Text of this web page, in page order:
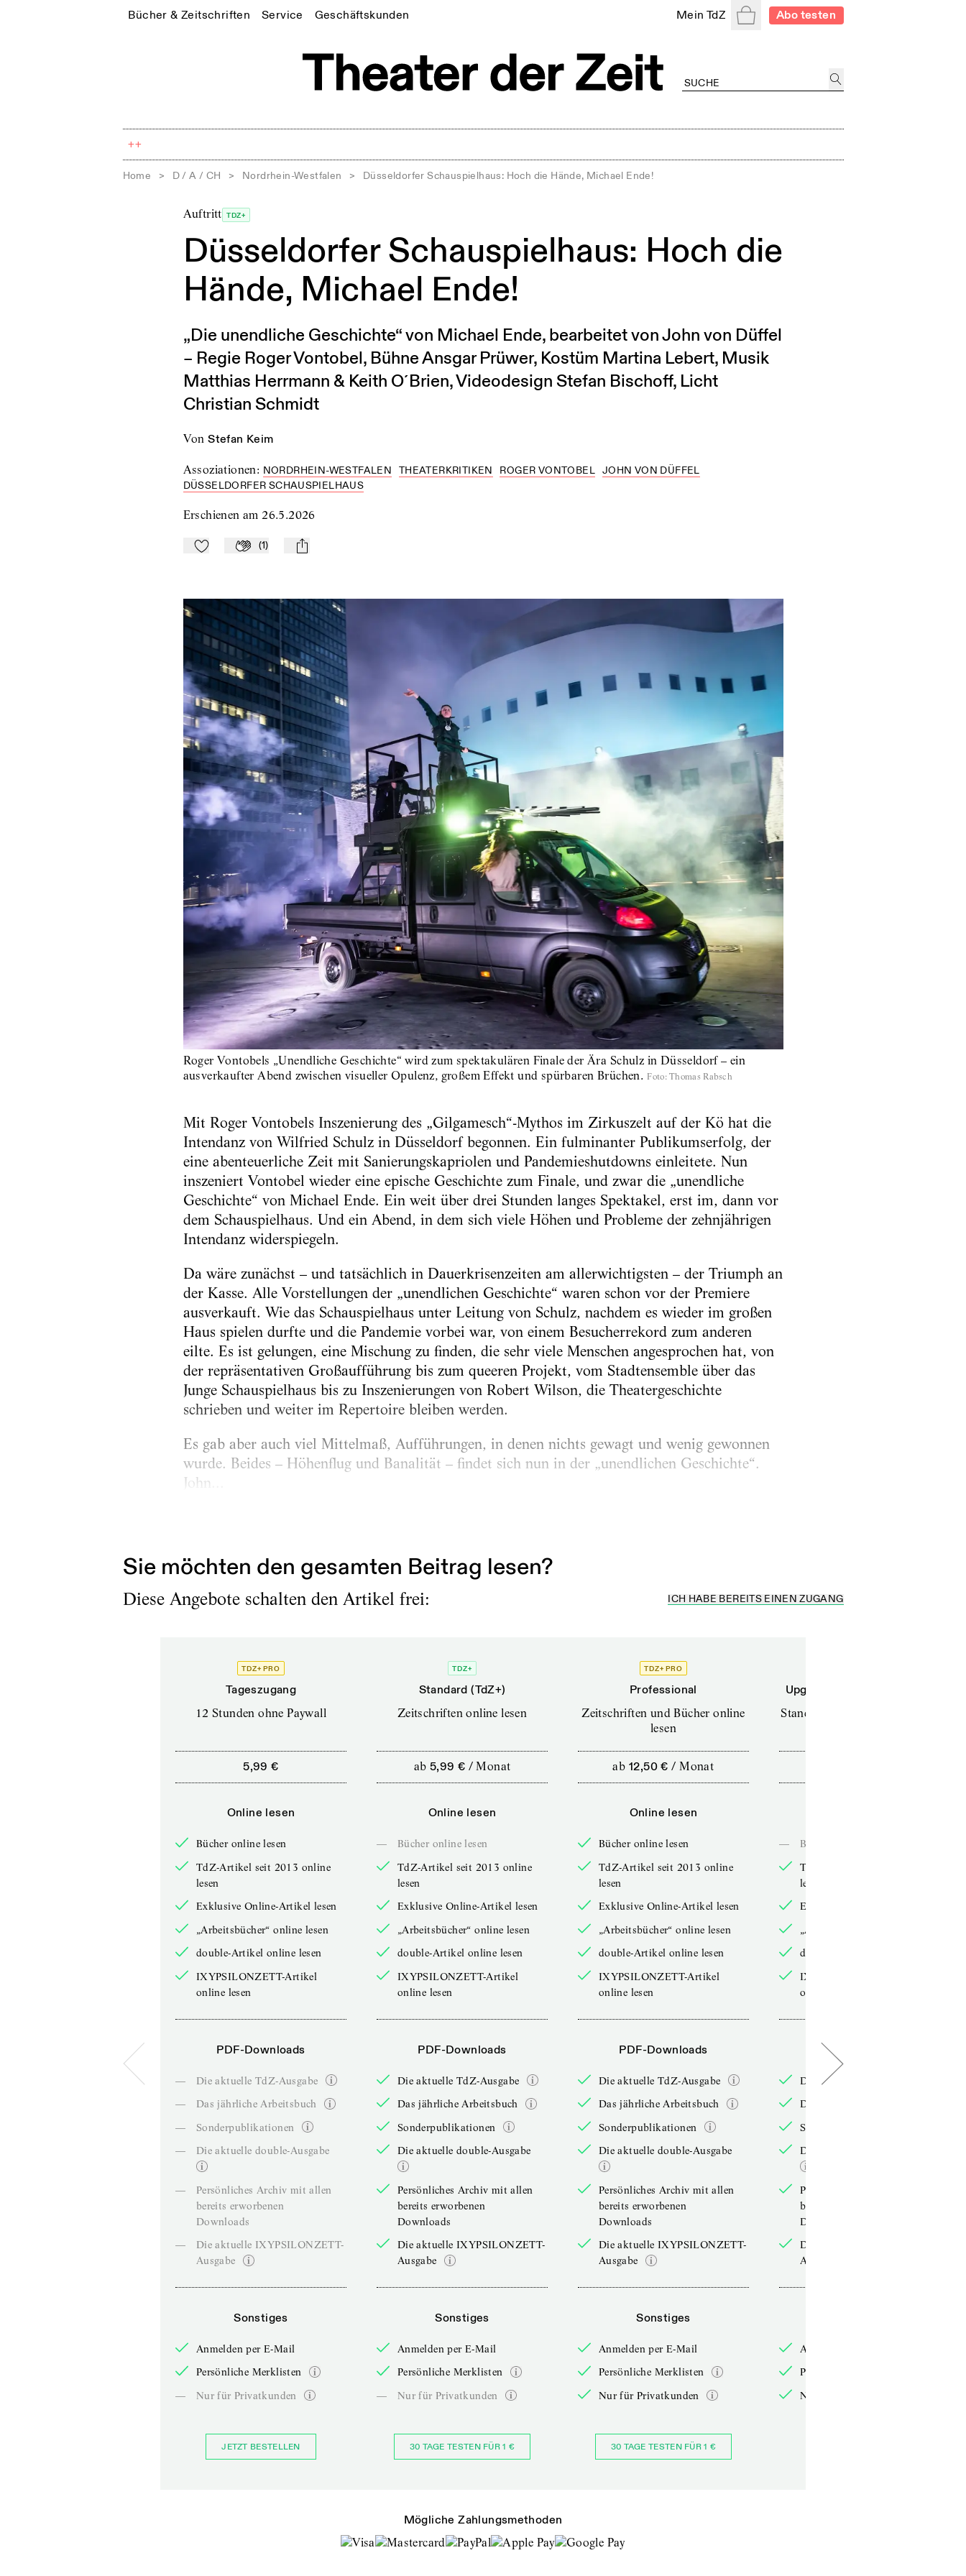
Bücher & Zeitschriften Service Geschäftskunden Mein TdZ WarenkorbAbo testen
++
Home > D / A / CH > Nordrhein-Westfalen > Düsseldorfer Schauspielhaus: Hoch die Hände, Michael Ende!
Auftritt TDZ+
Düsseldorfer Schauspielhaus: Hoch die
Hände, Michael Ende!
„Die unendliche Geschichte“ von Michael Ende, bearbeitet von John von Düffel
– Regie Roger Vontobel, Bühne Ansgar Prüwer, Kostüm Martina Lebert, Musik
Matthias Herrmann & Keith O´Brien, Videodesign Stefan Bischoff, Licht
Christian Schmidt
von Stefan Keim
Assoziationen: NORDRHEIN-WESTFALEN THEATERKRITIKEN ROGER VONTOBEL JOHN VON DÜFFEL
DÜSSELDORFER SCHAUSPIELHAUS
Erschienen am 26.5.2026
Zu Mein-TdZ hinzufügen
Applaudieren
(1) mail
Roger Vontobels „Unendliche Geschichte“ wird zum spektakulären Finale der Ära Schulz in Düsseldorf – ein
ausverkaufter Abend zwischen visueller Opulenz, großem Effekt und spürbaren Brüchen. Foto: Thomas Rabsch
Mit Roger Vontobels Inszenierung des „Gilgamesch“-Mythos im Zirkuszelt auf der Kö hat die
Intendanz von Wilfried Schulz in Düsseldorf begonnen. Ein fulminanter Publikumserfolg, der
eine abenteuerliche Zeit mit Sanierungskapriolen und Pandemieshutdowns einleitete. Nun
inszeniert Vontobel wieder eine epische Geschichte zum Finale, und zwar die „unendliche
Geschichte“ von Michael Ende. Ein weit über drei Stunden langes Spektakel, erst im, dann vor
dem Schauspielhaus. Und ein Abend, in dem sich viele Höhen und Probleme der zehnjährigen
Intendanz widerspiegeln.
Da wäre zunächst – und tatsächlich in Dauerkrisenzeiten am allerwichtigsten – der Triumph an
der Kasse. Alle Vorstellungen der „unendlichen Geschichte“ waren schon vor der Premiere
ausverkauft. Wie das Schauspielhaus unter Leitung von Schulz, nachdem es wieder im großen
Haus spielen durfte und die Pandemie vorbei war, von einem Besucherrekord zum anderen
eilte. Es ist gelungen, eine Mischung zu finden, die sehr viele Menschen angesprochen hat, von
der repräsentativen Großaufführung bis zum queeren Projekt, vom Stadtensemble über das
Junge Schauspielhaus bis zu Inszenierungen von Robert Wilson, die Theatergeschichte
schrieben und weiter im Repertoire bleiben werden.
Es gab aber auch viel Mittelmaß, Aufführungen, in denen nichts gewagt und wenig gewonnen
wurde. Beides – Höhenflug und Banalität – findet sich nun in der „unendlichen Geschichte“.
John...
Sie möchten den gesamten Beitrag lesen?
Diese Angebote schalten den Artikel frei: ICH HABE BEREITS EINEN ZUGANG
TDZ+ PRO
Tageszugang
12 Stunden ohne Paywall
5,99 €
Online lesen
Bücher online lesen
TdZ-Artikel seit 2013 online
lesen
Exklusive Online-Artikel lesen
„Arbeitsbücher“ online lesen
double-Artikel online lesen
IXYPSILONZETT-Artikel
online lesen
PDF-Downloads
—
Die aktuelle TdZ-Ausgabe
—
Das jährliche Arbeitsbuch
—
Sonderpublikationen
—
Die aktuelle double-Ausgabe
—
Persönliches Archiv mit allen
bereits erworbenen
Downloads
—
Die aktuelle IXYPSILONZETT-
Ausgabe
Sonstiges
Anmelden per E-Mail
Persönliche Merklisten
—
Nur für Privatkunden
JETZT BESTELLEN
TDZ+
Standard (TdZ+)
Zeitschriften online lesen
ab 5,99 € /Monat
Online lesen
—
Bücher online lesen
TdZ-Artikel seit 2013 online
lesen
Exklusive Online-Artikel lesen
„Arbeitsbücher“ online lesen
double-Artikel online lesen
IXYPSILONZETT-Artikel
online lesen
PDF-Downloads
Die aktuelle TdZ-Ausgabe
Das jährliche Arbeitsbuch
Sonderpublikationen
Die aktuelle double-Ausgabe
Persönliches Archiv mit allen
bereits erworbenen
Downloads
Die aktuelle IXYPSILONZETT-
Ausgabe
Sonstiges
Anmelden per E-Mail
Persönliche Merklisten
—
Nur für Privatkunden
30 TAGE TESTEN FÜR 1 €
TDZ+ PRO
Professional
Zeitschriften und Bücher online
lesen
ab 12,50 € /Monat
Online lesen
Bücher online lesen
TdZ-Artikel seit 2013 online
lesen
Exklusive Online-Artikel lesen
„Arbeitsbücher“ online lesen
double-Artikel online lesen
IXYPSILONZETT-Artikel
online lesen
PDF-Downloads
Die aktuelle TdZ-Ausgabe
Das jährliche Arbeitsbuch
Sonderpublikationen
Die aktuelle double-Ausgabe
Persönliches Archiv mit allen
bereits erworbenen
Downloads
Die aktuelle IXYPSILONZETT-
Ausgabe
Sonstiges
Anmelden per E-Mail
Persönliche Merklisten
Nur für Privatkunden
30 TAGE TESTEN FÜR 1 €
Upgrade für Printabonnenten
Standard (TdZ+) – Zeitschriften
—
Bücher online lesen
TdZ-Artikel seit 2013 online
lesen
Exklusive Online-Artikel lesen
„Arbeitsbücher“ online lesen
double-Artikel online lesen
IXYPSILONZETT-Artikel
online lesen
PDF-Downloads
Die aktuelle TdZ-Ausgabe
Das jährliche Arbeitsbuch
Sonderpublikationen
Die aktuelle double-Ausgabe
Persönliches Archiv mit allen
bereits erworbenen
Downloads
Die aktuelle IXYPSILONZETT-
Ausgabe
Anmelden per E-Mail
Persönliche Merklisten
Nur für Privatkunden
Mögliche Zahlungsmethoden